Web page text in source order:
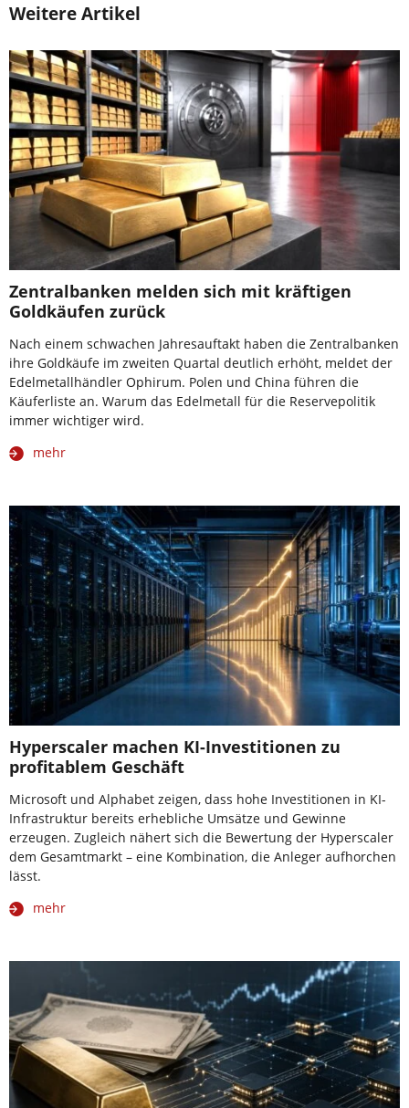
Weitere Artikel
Zentralbanken melden sich mit kräftigen
Goldkäufen zurück
Nach einem schwachen Jahresauftakt haben die Zentralbanken
ihre Goldkäufe im zweiten Quartal deutlich erhöht, meldet der
Edelmetallhändler Ophirum. Polen und China führen die
Käuferliste an. Warum das Edelmetall für die Reservepolitik
immer wichtiger wird.
mehr
Hyperscaler machen KI-Investitionen zu
profitablem Geschäft
Microsoft und Alphabet zeigen, dass hohe Investitionen in KI-
Infrastruktur bereits erhebliche Umsätze und Gewinne
erzeugen. Zugleich nähert sich die Bewertung der Hyperscaler
dem Gesamtmarkt – eine Kombination, die Anleger aufhorchen
lässt.
mehr